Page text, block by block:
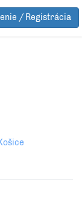
/ Registrácia